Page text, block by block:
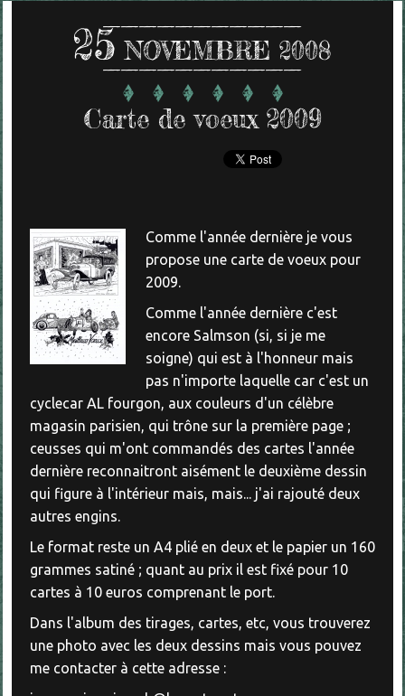
25 NOVEMBRE 2008
Carte de voeux 2009
Comme l'année dernière je vous
propose une carte de voeux pour
2009.
Comme l'année dernière c'est
encore Salmson (si, si je me
soigne) qui est à l'honneur mais
pas n'importe laquelle car c'est un
cyclecar AL fourgon, aux couleurs d'un célèbre
magasin parisien, qui trône sur la première page ;
ceusses qui m'ont commandés des cartes l'année
dernière reconnaitront aisément le deuxième dessin
qui figure à l'intérieur mais, mais... j'ai rajouté deux
autres engins.
Le format reste un A4 plié en deux et le papier un 160
grammes satiné ; quant au prix il est fixé pour 10
cartes à 10 euros comprenant le port.
Dans l'album des tirages, cartes, etc, vous trouverez
une photo avec les deux dessins mais vous pouvez
me contacter à cette adresse :